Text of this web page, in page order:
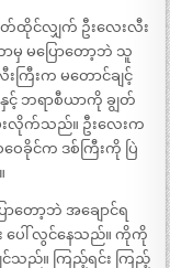
ထိုင်လျှက် ဦးလေးလီး
ာမှ မပြောတော့ဘဲ သူ
ကြီးက မတောင်ချင့်
င့် ဘရာစီယာကို ချွတ်
းလိုက်သည်။ ဦးလေးက
ေခိုင်က ဒစ်ကြီးကို ပြဲ
တော့ဘဲ အချောင်ရ
ပေါ် လွင်နေသည်။ ကိုကို
င်သည်။ ကြည့်ရင်း ကြည့်